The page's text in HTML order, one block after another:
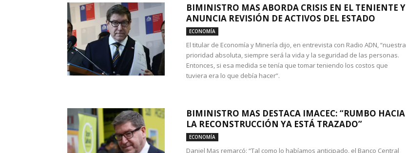
BIMINISTRO MAS ABORDA CRISIS EN EL TENIENTE Y
ANUNCIA REVISIÓN DE ACTIVOS DEL ESTADO
ECONOMÍA
El titular de Economía y Minería dijo, en entrevista con Radio ADN, “nuestra
prioridad absoluta, siempre será la vida y la seguridad de las personas.
Entonces, si esa medida se tenía que tomar teniendo los costos que
tuviera era lo que debía hacer”.
BIMINISTRO MAS DESTACA IMACEC: “RUMBO HACIA
LA RECONSTRUCCIÓN YA ESTÁ TRAZADO”
ECONOMÍA
Daniel Mas remarcó: “Tal como lo habíamos anticipado, el Banco Central